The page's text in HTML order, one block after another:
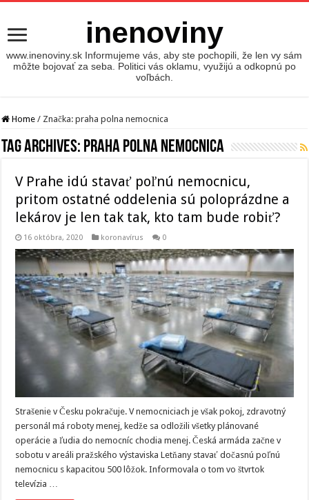
inenoviny
www.inenoviny.sk Informujeme vás, aby ste pochopili, že len vy sám
môžte bojovať za seba. Politici vás oklamu, využijú a odkopnú po
voľbách.
Home / Značka:praha polna nemocnica
Tag Archives: praha polna nemocnica
V Prahe idú stavať poľnú nemocnicu,
pritom ostatné oddelenia sú poloprázdne a
lekárov je len tak tak, kto tam bude robiť?
16 októbra, 2020 koronavírus 0
Strašenie v Česku pokračuje. V nemocniciach je však pokoj, zdravotný
personál má roboty menej, kedže sa odložili všetky plánované
operácie a ľudia do nemocníc chodia menej. Česká armáda začne v
sobotu v areáli pražského výstaviska Letňany stavať dočasnú poľnú
nemocnicu s kapacitou 500 lôžok. Informovala o tom vo štvrtok
televízia …